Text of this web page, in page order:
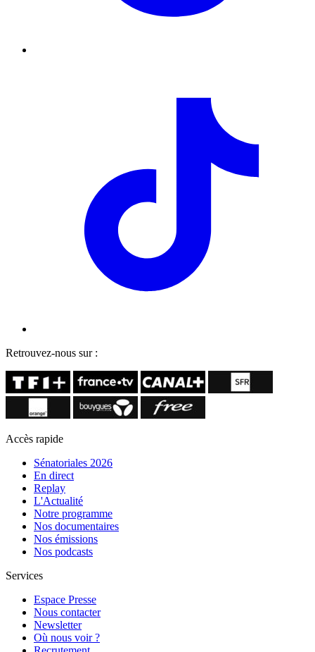
Retrouvez-nous sur :
Accès rapide
Sénatoriales 2026
En direct
Replay
L'Actualité
Notre programme
Nos documentaires
Nos émissions
Nos podcasts
Services
Espace Presse
Nous contacter
Newsletter
Où nous voir ?